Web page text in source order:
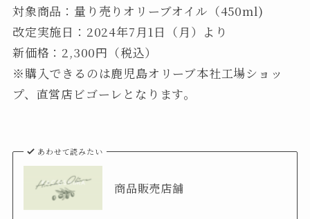
対象商品：量り売りオリーブオイル（450ml)
改定実施日：2024年7月1日（月）より
新価格：2,300円（税込）
※購入できるのは鹿児島オリーブ本社工場ショッ
プ、直営店ビゴーレとなります。
あわせて読みたい
商品販売店舗